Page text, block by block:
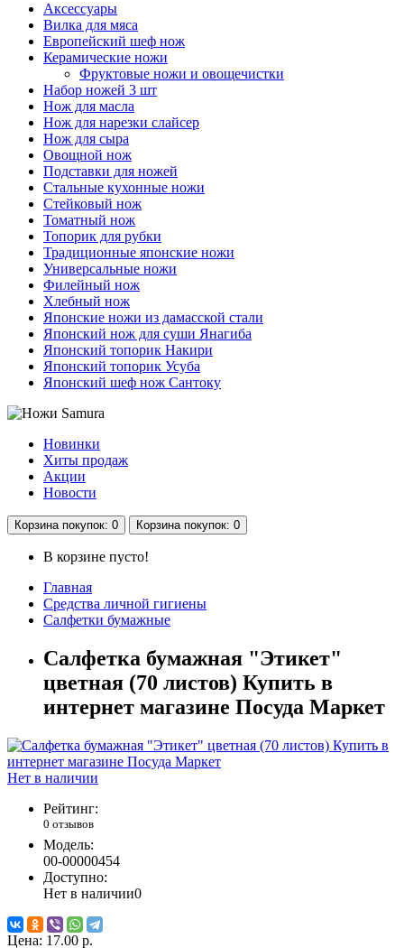
Аксессуары
Вилка для мяса
Европейский шеф нож
Керамические ножи
Фруктовые ножи и овощечистки
Набор ножей 3 шт
Нож для масла
Нож для нарезки слайсер
Нож для сыра
Овощной нож
Подставки для ножей
Стальные кухонные ножи
Стейковый нож
Томатный нож
Топорик для рубки
Традиционные японские ножи
Универсальные ножи
Филейный нож
Хлебный нож
Японские ножи из дамасской стали
Японский нож для суши Янагиба
Японский топорик Накири
Японский топорик Усуба
Японский шеф нож Сантоку
Новинки
Хиты продаж
Акции
Новости
Корзинапокупок: 0 Корзинапокупок: 0
В корзине пусто!
Главная
Средства личной гигиены
Салфетки бумажные
Салфетка бумажная "Этикет"
цветная (70 листов) Купить в
интернет магазине Посуда Маркет
Нет в наличии
Рейтинг:
0 отзывов
Модель:
00-00000454
Доступно:
Нет в наличии0
Цена: 17.00 р.